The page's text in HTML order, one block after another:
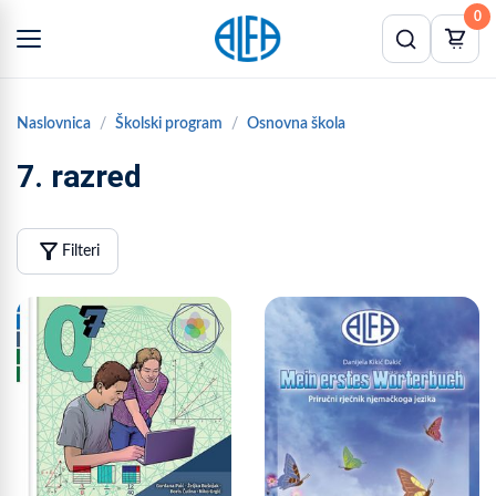
0
Naslovnica Školski program Osnovna škola
7. razred
filter_alt Filteri